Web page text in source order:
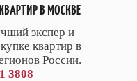
В МОСКВЕ
экспер и
квартир в
России.
3808